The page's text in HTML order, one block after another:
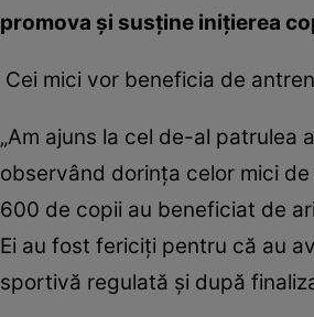
promova şi susţine iniţierea
Cei mici vor beneficia de
„Am ajuns la cel de-al
observând dorinţa celor mici
600 de copii au beneficiat de
Ei au fost fericiţi pentru că au
sportivă regulată şi după